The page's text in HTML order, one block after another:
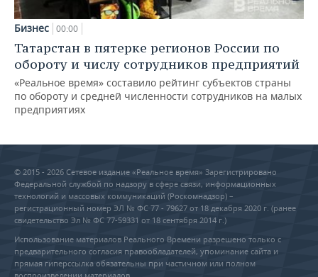
Бизнес 00:00
Татарстан в пятерке регионов России по
обороту и числу сотрудников предприятий
«Реальное время» составило рейтинг субъектов страны
по обороту и средней численности сотрудников на малых
предприятиях
© 2015 - 2026 Сетевое издание «Реальное время» Зарегистрировано
Федеральной службой по надзору в сфере связи, информационных
технологий и массовых коммуникаций (Роскомнадзор) –
регистрационный номер ЭЛ № ФС 77 - 79627 от 18 декабря 2020 г. (ранее
свидетельство Эл № ФС 77-59331 от 18 сентября 2014 г.)
Использование материалов Реального Времени разрешено только с
предварительного согласия правообладателей, упоминание сайта и
прямая гиперссылка обязательны при частичном или полном